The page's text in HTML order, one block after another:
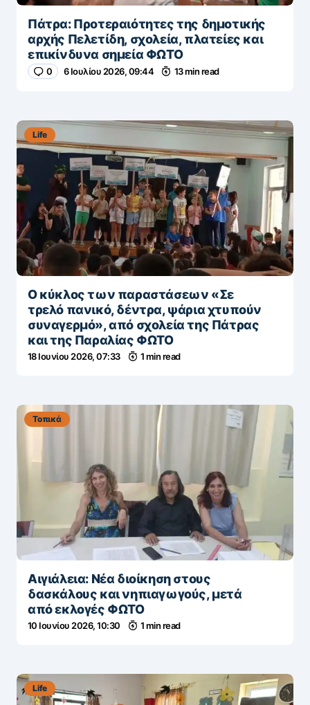
Πάτρα: Προτεραιότητες της δημοτικής
αρχής Πελετίδη, σχολεία, πλατείες και
επικίνδυνα σημεία ΦΩΤΟ
0 6 Ιουλίου 2026, 09:44 13 min read
Life
Ο κύκλος των παραστάσεων «Σε
τρελό πανικό, δέντρα, ψάρια χτυπούν
συναγερμό», από σχολεία της Πάτρας
και της Παραλίας ΦΩΤΟ
18 Ιουνίου 2026, 07:33 1 min read
Τοπικά
Αιγιάλεια: Νέα διοίκηση στους
δασκάλους και νηπιαγωγούς, μετά
από εκλογές ΦΩΤΟ
10 Ιουνίου 2026, 10:30 1 min read
Life